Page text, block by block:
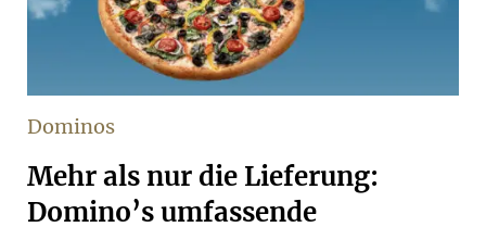
Dominos
Mehr als nur die Lieferung:
Domino’s umfassende